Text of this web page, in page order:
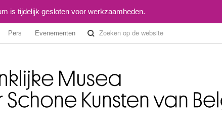
is tijdelijk gesloten voor werkzaamheden.
Pers Evenementen